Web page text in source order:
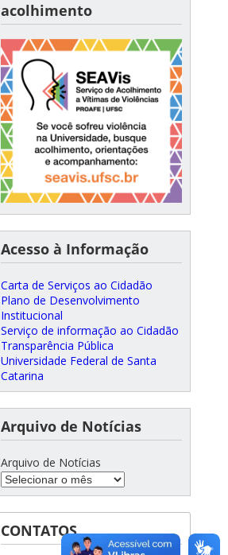
acolhimento
Acesso à Informação
Carta de Serviços ao Cidadão
Plano de Desenvolvimento
Institucional
Serviço de informação ao Cidadão
Transparência Pública
Universidade Federal de Santa
Catarina
Arquivo de Notícias
Arquivo de Notícias
CONTATOS